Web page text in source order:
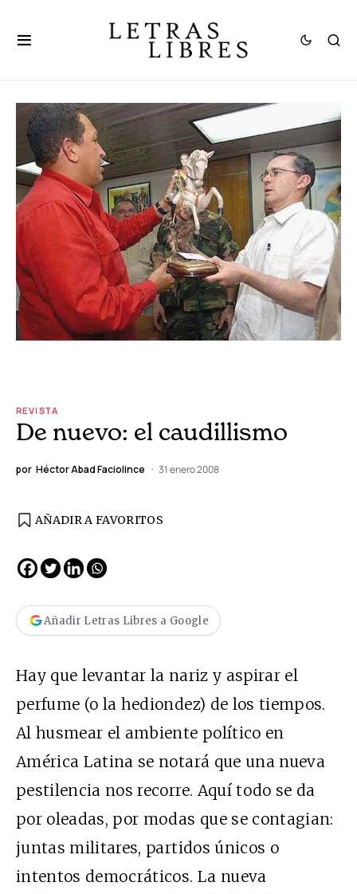
REVISTA
De nuevo: el caudillismo
por Héctor Abad Faciolince 31 enero 2008
AÑADIR A FAVORITOS
Añadir Letras Libres a Google
Hay que levantar la nariz y aspirar el
perfume (o la hediondez) de los tiempos.
Al husmear el ambiente político en
América Latina se notará que una nueva
pestilencia nos recorre. Aquí todo se da
por oleadas, por modas que se contagian:
juntas militares, partidos únicos o
intentos democráticos. La nueva